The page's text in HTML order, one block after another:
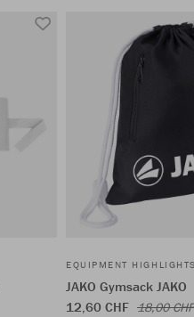
EQUIPMENT
JAKO Gymsack JAKO
12,60 CHF 18,00 CHF